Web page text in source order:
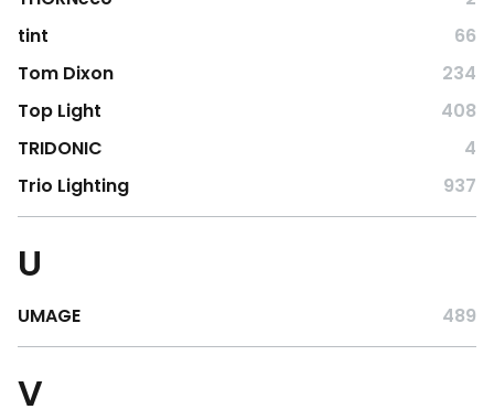
tint
66
Tom Dixon
234
Top Light
408
TRIDONIC
4
Trio Lighting
937
U
UMAGE 489
V